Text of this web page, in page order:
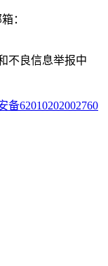
：
不良信息举报中
备62010202002760